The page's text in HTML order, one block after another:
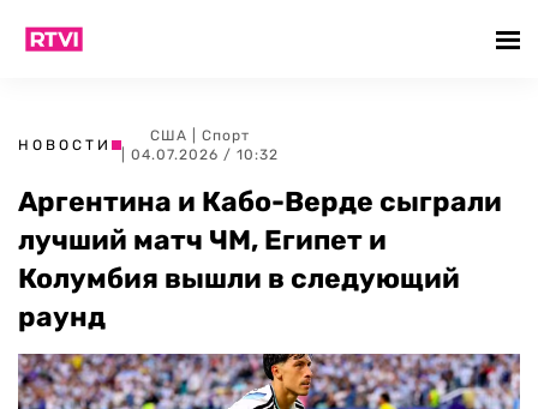
НОВОСТИ
США
Спорт
| 04.07.2026 / 10:32
Аргентина и Кабо-Верде сыграли
лучший матч ЧМ, Египет и
Колумбия вышли в следующий
раунд